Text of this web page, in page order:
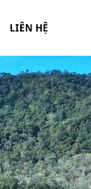
LIÊN HỆ